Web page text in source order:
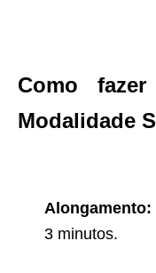
Como
Modalidade
Alongamento:
3 minutos.